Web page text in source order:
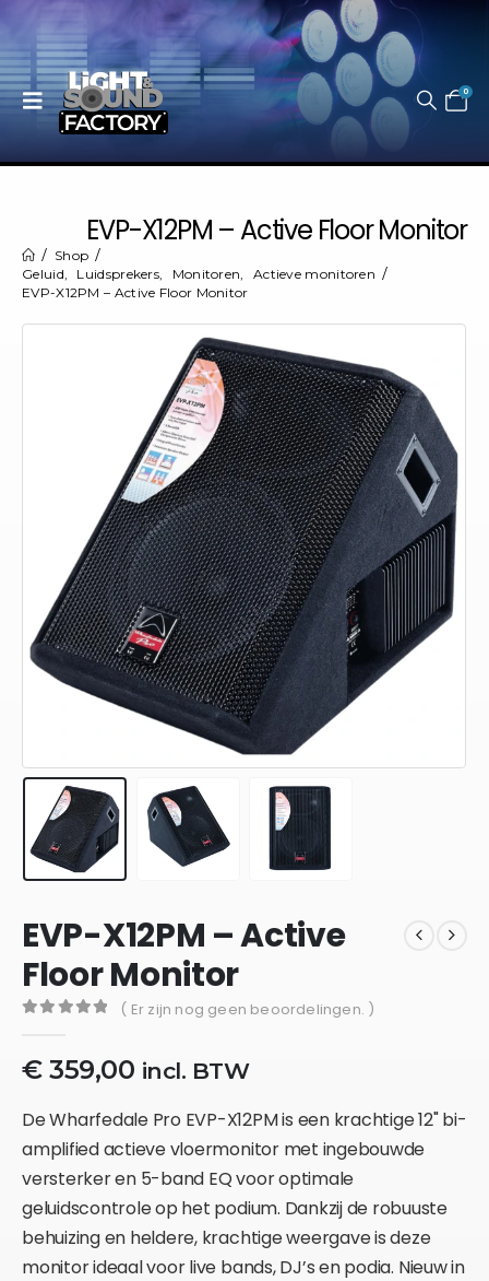
0
EVP-X12PM – Active Floor Monitor
Shop
Geluid, Luidsprekers, Monitoren,
Actieve monitoren
EVP-X12PM – Active Floor Monitor
EVP-X12PM – Active
Floor Monitor
( Er zijn nog geen beoordelingen. )
€359,00 incl. BTW
DeWharfedale Pro EVP-X12PMis een krachtige12" bi-
amplified actieve vloermonitormet ingebouwde
versterker en 5-band EQvoor optimale
geluidscontrole op het podium. Dankzij de robuuste
behuizing en heldere, krachtige weergave is deze
monitor ideaal voorlive bands, DJ’s en podia. Nieuw in